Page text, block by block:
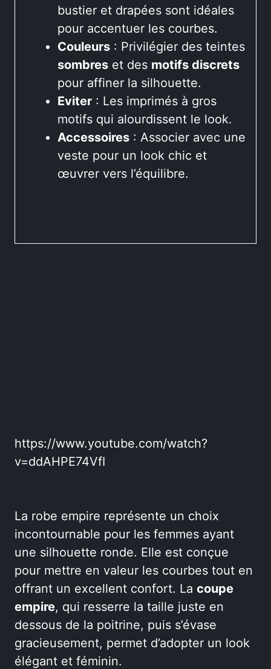
bustier et drapées sont idéales
pour accentuer les courbes.
Couleurs : Privilégier des teintes
sombres et des motifs discrets
pour affiner la silhouette.
Eviter : Les imprimés à gros
motifs qui alourdissent le look.
Accessoires : Associer avec une
veste pour un look chic et
œuvrer vers l’équilibre.
https://www.youtube.com/watch?
v=ddAHPE74VfI
La robe empire représente un choix
incontournable pour les femmes ayant
une silhouette ronde. Elle est conçue
pour mettre en valeur les courbes tout en
offrant un excellent confort. La coupe
empire, qui resserre la taille juste en
dessous de la poitrine, puis s’évase
gracieusement, permet d’adopter un look
élégant et féminin.